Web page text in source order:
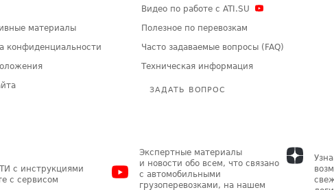
материалы
конфиденциальности
Видео по работе с ATI.SU
Полезное по перевозкам
Часто задаваемые вопросы (FAQ)
Техническая информация
ЗАДАТЬ ВОПРОС
с инструкциями
с сервисом
Экспертные материалы
и новости обо всем, что связано
с автомобильными
грузоперевозками, на нашем